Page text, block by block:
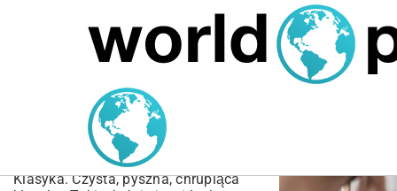
MARIUSZ ŁAMAGA 05.10.2025
Przepis na Sznycle na
Obiad – Jak Zrobić
Idealne?
Klasyka. Czysta, pyszna, chrupiąca